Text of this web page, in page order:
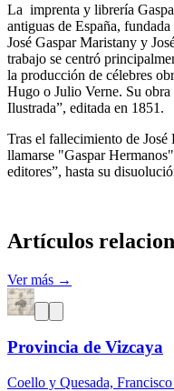
La imprenta y librería
antiguas de España,
José Gaspar Maristany y
trabajo se centró
la producción de célebres
Hugo o Julio Verne. Su
Ilustrada”, editada en 1851.
Tras el fallecimiento de
llamarse "Gaspar
editores”, hasta su
Artículos
Ver más →
Provincia de Vizcaya
Coello y Quesada,